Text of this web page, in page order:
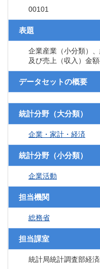
00101
表題
企業産業（小分類）
及び売上（収入）金
データセットの概要
統計分野（大分類）
企業・家計・経済
統計分野（小分類）
企業活動
担当機関
総務省
担当課室
統計局統計調査部経